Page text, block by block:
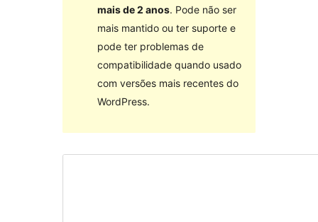
mais de 2 anos. Pode não ser
mais mantido ou ter suporte e
pode ter problemas de
compatibilidade quando usado
com versões mais recentes do
WordPress.